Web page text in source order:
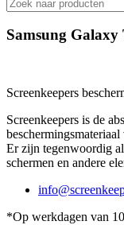
Samsung Galaxy
Screenkeepers
Screenkeepers is de
Er zijn tegenwoordig
schermen en andere
*Op werkdagen van